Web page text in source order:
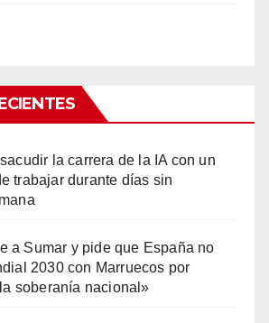
la carrera de la IA con un
trabajar durante días sin
a Sumar y pide que España no
2030 con Marruecos por
soberanía nacional»